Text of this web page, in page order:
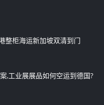
整柜海运新加坡双清到门
,工业展展品如何空运到德国?